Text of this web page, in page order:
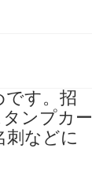
です。招
ンプカー
刺などに